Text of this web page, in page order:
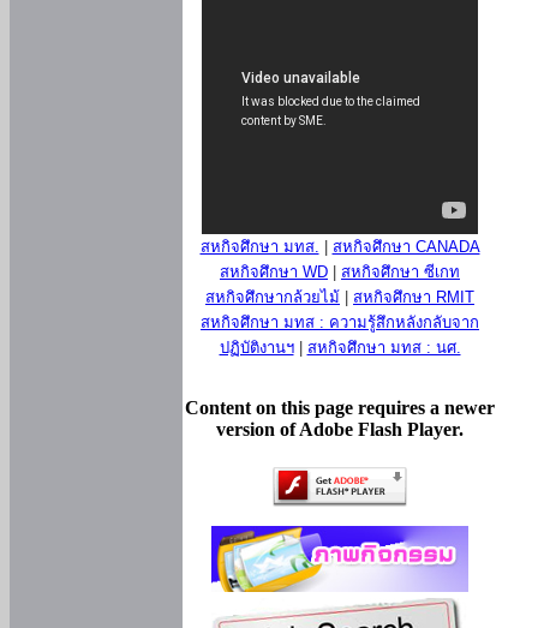
สหกิจศึกษา มทส.
สหกิจศึกษา CANADA
สหกิจศึกษา WD
สหกิจศึกษา ซีเกท
สหกิจศึกษากล้วยไม้
สหกิจศึกษา RMIT
สหกิจศึกษา มทส : ความรู้สึกหลังกลับจาก
ปฏิบัติงานฯ| สหกิจศึกษา มทส : นศ.
Content on this page requires a newer
version of Adobe Flash Player.